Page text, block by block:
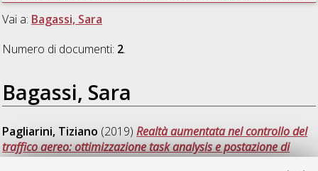
Vai a: Bagassi, Sara
Numero di documenti: 2.
Bagassi, Sara
Pagliarini, Tiziano (2019)Realtà aumentata nel controllo del
traffico aereo: ottimizzazione task analysis e postazione di
controllo ground (GND).[Laurea], Università di Bologna, Corso